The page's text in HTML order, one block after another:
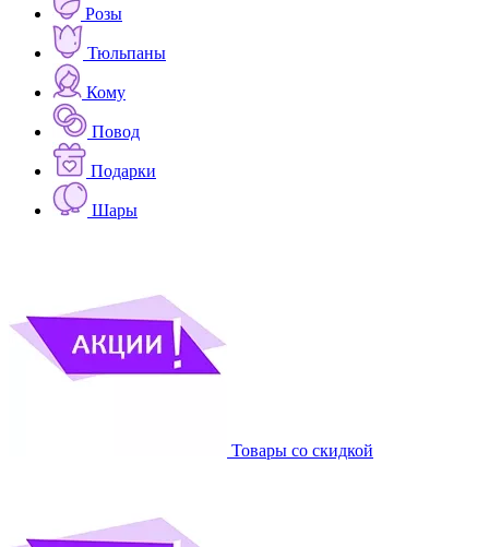
Розы
Тюльпаны
Кому
Повод
Подарки
Шары
Товары со скидкой